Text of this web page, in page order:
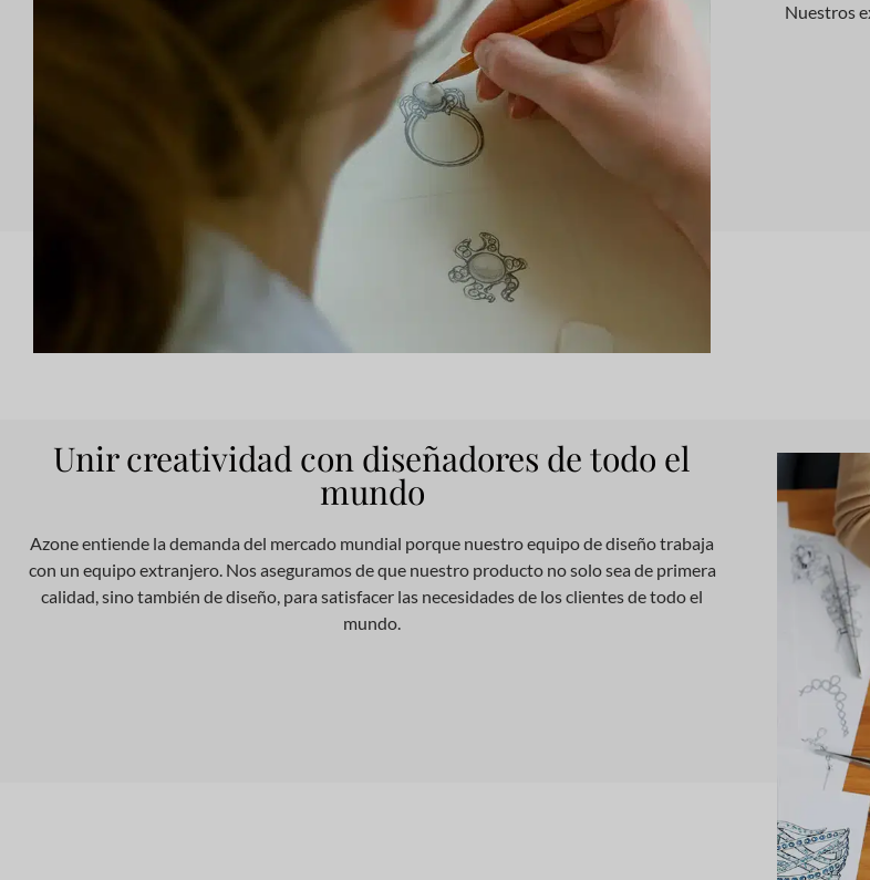
Nuestros
Unir creatividad con diseñadores de todo el
mundo
Azone entiende la demanda del mercado mundial porque nuestro equipo de diseño trabaja
con un equipo extranjero. Nos aseguramos de que nuestro producto no solo sea de primera
calidad, sino también de diseño, para satisfacer las necesidades de los clientes de todo el
mundo.